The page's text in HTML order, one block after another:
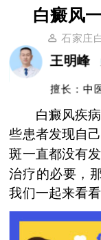
白癜风
石家庄
王明峰
擅长：中
白癜风疾病
些患者发现自
斑一直都没有
治疗的必要，
我们一起来看